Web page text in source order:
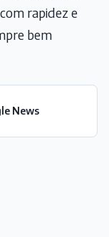
rapidez e
bem
News